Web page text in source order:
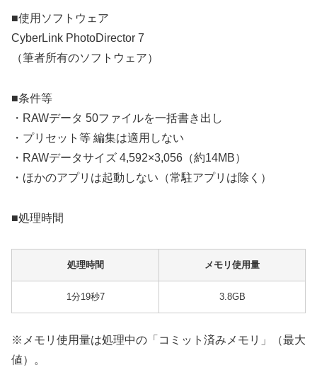
■使用ソフトウェア
CyberLink PhotoDirector 7
（筆者所有のソフトウェア）
■条件等
・RAWデータ 50ファイルを一括書き出し
・プリセット等 編集は適用しない
・RAWデータサイズ 4,592×3,056（約14MB）
・ほかのアプリは起動しない（常駐アプリは除く）
■処理時間
処理時間 メモリ使用量
1分19秒7 3.8GB
※メモリ使用量は処理中の「コミット済みメモリ」（最大
値）。